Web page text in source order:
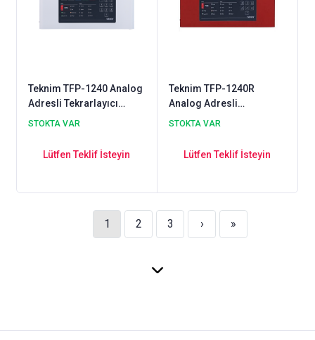
Teknim TFP-1240 Analog
Adresli Tekrarlayıcı
Paneli
STOKTA VAR
Lütfen Teklif İsteyin
Teknim TFP-1240R
Analog Adresli
Tekrarlayıcı Paneli
STOKTA VAR
Lütfen Teklif İsteyin
1 2 3 › »